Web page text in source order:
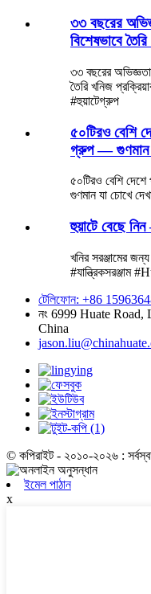
৩৩ বছরের
বিশেষভাবে
৩৩ বছরের
তৈরি খনিজ
#হুয়াটেগ্রুপ
৫০টিরও বেশি
গ্রুপ — গুণমান
৫০টিরও বেশি
গুণমান যা চোখে
হুয়াটে বেছে
খনির সরঞ্জামের
#যান্ত্রিকসরঞ্জাম
টেলিফোন: +86
নং 6999 Huate Road,
China
© কপিরাইট - ২০১০-২০২৬ :
ইমেল পাঠান
x